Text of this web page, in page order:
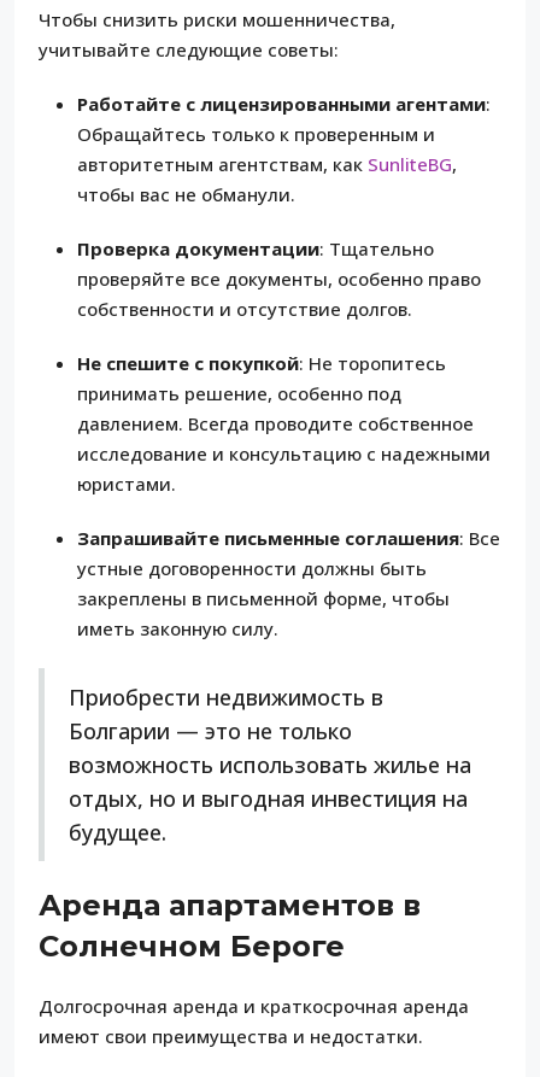
Чтобы снизить риски мошенничества,
учитывайте следующие советы:
Работайте с лицензированными агентами:
Обращайтесь только к проверенным и
авторитетным агентствам, как SunliteBG,
чтобы вас не обманули.
Проверка документации: Тщательно
проверяйте все документы, особенно право
собственности и отсутствие долгов.
Не спешите с покупкой: Не торопитесь
принимать решение, особенно под
давлением. Всегда проводите собственное
исследование и консультацию с надежными
юристами.
Запрашивайте письменные соглашения: Все
устные договоренности должны быть
закреплены в письменной форме, чтобы
иметь законную силу.
Приобрести недвижимость в
Болгарии — это не только
возможность использовать жилье на
отдых, но и выгодная инвестиция на
будущее.
Аренда апартаментов в
Солнечном Бероге
Долгосрочная аренда и краткосрочная аренда
имеют свои преимущества и недостатки.